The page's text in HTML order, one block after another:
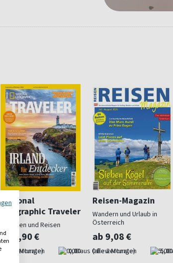
National
Geographic Traveler
Träumen und Reisen
ab 8,90 €
(alle 2 Monate) 0,00
Reisen-Magazin
Wandern und Urlaub in
Österreich
ab 9,08 €
(alle 2 Monate) 5,00